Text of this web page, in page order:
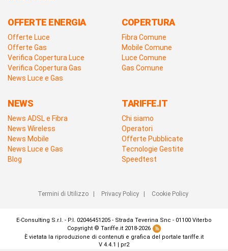
OFFERTE ENERGIA
Offerte Luce
Offerte Gas
Verifica Copertura Luce
Verifica Copertura Gas
News Luce e Gas
COPERTURA
Fibra Comune
Mobile Comune
Luce Comune
Gas Comune
NEWS
News ADSL e Fibra
News Wireless
News Mobile
News Luce e Gas
Blog
TARIFFE.IT
Chi siamo
Operatori
Offerte Pubblicate
Tecnologie Gestite
Speedtest
Termini di Utilizzo| Privacy Policy| Cookie Policy
E-Consulting S.r.l. - P.I. 02046451205 - Strada Teverina Snc - 01100 Viterbo
Copyright © Tariffe.it 2018-2026
È vietata la riproduzione di contenuti e grafica del portale tariffe.it
V 4.4.1 | pr2